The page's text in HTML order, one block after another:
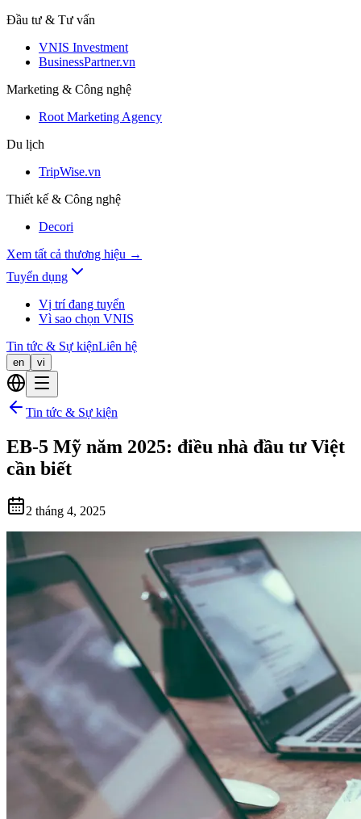
Đầu tư & Tư vấn
VNIS Investment
BusinessPartner.vn
Marketing & Công nghệ
Root Marketing Agency
Du lịch
TripWise.vn
Thiết kế & Công nghệ
Decori
Xem tất cả thương hiệu →
Tuyển dụng
Vị trí đang tuyển
Vì sao chọn VNIS
Tin tức & Sự kiệnLiên hệ
en vi
Tin tức & Sự kiện
EB-5 Mỹ năm 2025: điều nhà đầu tư Việt
cần biết
2 tháng 4, 2025